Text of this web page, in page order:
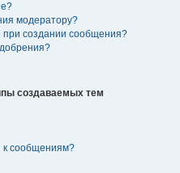
модератору?
при создании сообщения?
создаваемых тем
к сообщениям?